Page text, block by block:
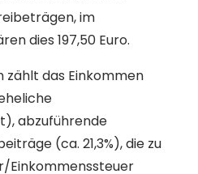
im
dies 197,50 Euro.
zählt das Einkommen
abzuführende
(ca. 21,3%), die zu
Einkommenssteuer